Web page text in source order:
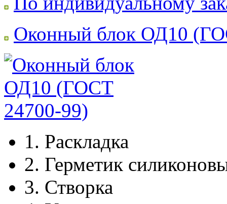
Оконный блок ОД10
1. Раскладка
2. Герметик
3. Створка